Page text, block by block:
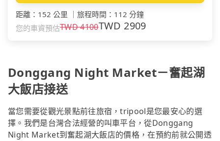
距離 ： 152 公里 旅程時間 ： 112 分鐘
您的車資預估TWD4100TWD 2909
Donggang Night Market－奮起湖
大飯店接送
當您需要從觀光景點前往旅宿，tripool是您最安心的選
擇。我們是台灣合法經營的叫車平台，從Donggang
Night Market到奮起湖大飯店的價格，在預約前就公開透